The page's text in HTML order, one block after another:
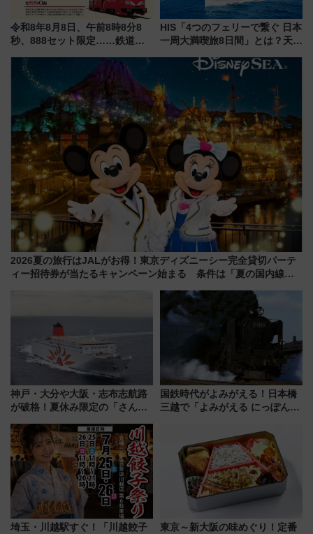
令和8年8月8日、午前8時8分8
秒、888セット限定……鉄道各
たち
HIS「4つのフェリーで繋ぐ 日本
一周大満喫旅8日間」とは？天橋
の絶景＆限定グルメを網羅！煩
雑な手続きも不要でお手軽に楽
しめるプランが登場
2026夏の旅行はJALがお得！東京ディズニーシー完全貸切パーテ
ィー招待券が当たるキャンペーン始まる 条件は「夏の国内線に2
神戸・大分や大阪・志布志航路
が破格！夏休み限定の「さんふ
ート 夕朝食ビュッフェ付きで
快適な船旅はいかが？
国鉄時代がよみがえる！日本橋
三越で「よみがえる にっぽんの
敬の名作写真も、駅弁フェスも
同時開催！
埼玉・川越駅すぐ！「川越餃子
東京～新大阪の味めぐり！定番